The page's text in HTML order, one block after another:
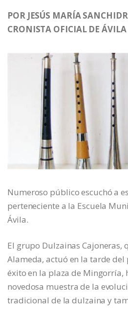
POR JESÚS MARÍA
CRONISTA OFICIAL DE
Numeroso público escuchó a
perteneciente a la Escuela
Ávila.
El grupo Dulzainas Cajoneras,
Alameda, actuó en la tarde
éxito en la plaza de Mingorría,
novedosa muestra de la
tradicional de la dulzaina y